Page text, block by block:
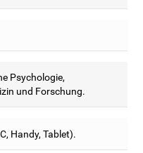
Psychologie,
und Forschung.
Handy, Tablet).